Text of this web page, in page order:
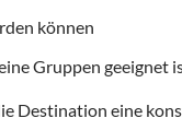
können
Gruppen geeignet
Destination eine